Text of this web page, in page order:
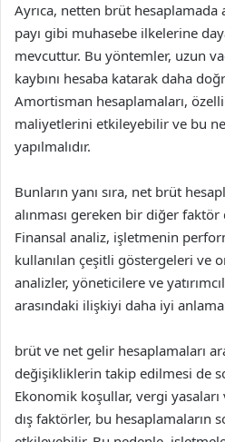
Ayrıca, netten brüt
payı gibi muhasebe ilkelerine
mevcuttur. Bu yöntemler, uzun
kaybını hesaba katarak daha
Amortisman hesaplamaları,
maliyetlerini etkileyebilir ve bu
yapılmalıdır.
Bunların yanı sıra, net brüt
alınması gereken bir diğer
Finansal analiz, işletmenin
kullanılan çeşitli göstergeleri ve
analizler, yöneticilere ve
arasındaki ilişkiyi daha iyi
brüt ve net gelir hesaplamaları
değişikliklerin takip edilmesi de
Ekonomik koşullar, vergi
dış faktörler, bu hesaplamaların